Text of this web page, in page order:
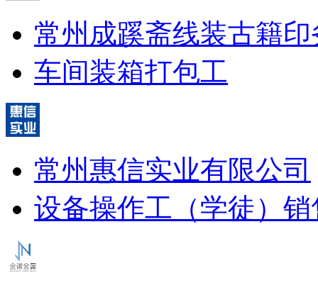
常州成蹊斋线装古籍
车间装箱打包工
常州惠信实业有限公司
设备操作工（学徒） 销